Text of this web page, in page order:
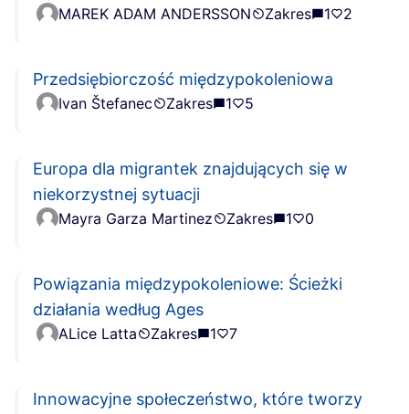
MAREK ADAM ANDERSSON Zakres 1 2
Przedsiębiorczość międzypokoleniowa
Ivan Štefanec Zakres 1 5
Europa dla migrantek znajdujących się w
niekorzystnej sytuacji
Mayra Garza Martinez Zakres 1 0
Powiązania międzypokoleniowe: Ścieżki
działania według Ages
ALice Latta Zakres 1 7
Innowacyjne społeczeństwo, które tworzy